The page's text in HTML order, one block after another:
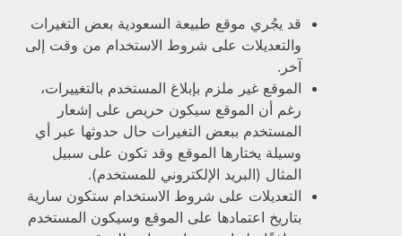
قد يجُري موقع طبيعة السعودية بعض التغيرات
والتعديلات على شروط الاستخدام من وقت إلى
آخر.
الموقع غير ملزم بإبلاغ المستخدم بالتغييرات،
رغم أن الموقع سيكون حريص على إشعار
المستخدم ببعض التغيرات حال حدوثها عبر أي
وسيلة يختارها الموقع وقد تكون على سبيل
المثال (البريد الإلكتروني للمستخدم).
التعديلات على شروط الاستخدام ستكون سارية
بتاريخ اعتمادها على الموقع وسيكون المستخدم